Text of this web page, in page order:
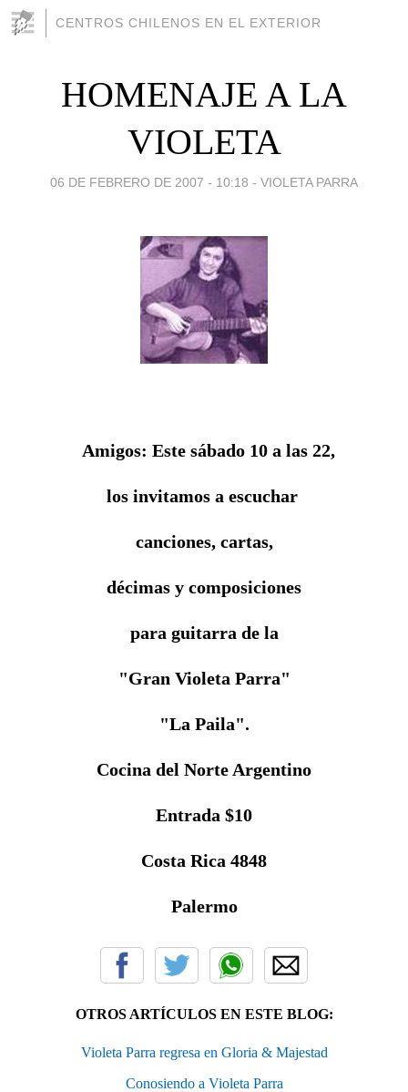
CENTROS CHILENOS EN EL EXTERIOR
HOMENAJE A LA
VIOLETA
06 DE FEBRERO DE 2007 - 10:18 - VIOLETA PARRA
Amigos: Este sábado 10 a las 22,
los invitamos a escuchar
canciones, cartas,
décimas y composiciones
para guitarra de la
"Gran Violeta Parra"
"La Paila".
Cocina del Norte Argentino
Entrada $10
Costa Rica 4848
Palermo
OTROS ARTÍCULOS EN ESTE BLOG:
Violeta Parra regresa en Gloria & Majestad
Conosiendo a Violeta Parra